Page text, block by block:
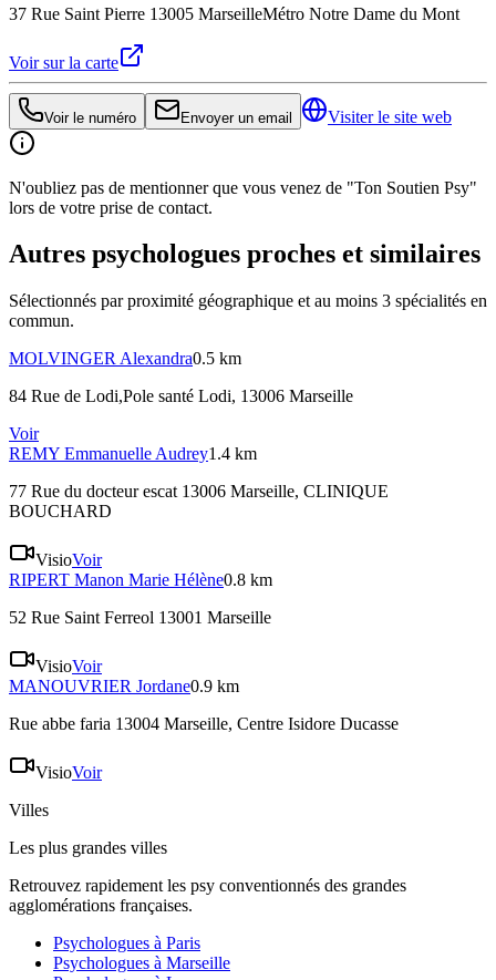
37 Rue Saint Pierre 13005 MarseilleMétro Notre Dame du Mont
Voir sur la carte
Voir le numéro Envoyer un email Visiter le site web
N'oubliez pas de mentionner que vous venez de "Ton Soutien Psy"
lors de votre prise de contact.
Autres psychologues proches et similaires
Sélectionnés par proximité géographique et au moins 3 spécialités en
commun.
MOLVINGER Alexandra0.5 km
84 Rue de Lodi,Pole santé Lodi, 13006 Marseille
Voir
REMY Emmanuelle Audrey1.4 km
77 Rue du docteur escat 13006 Marseille, CLINIQUE
BOUCHARD
VisioVoir
RIPERT Manon Marie Hélène0.8 km
52 Rue Saint Ferreol 13001 Marseille
VisioVoir
MANOUVRIER Jordane0.9 km
Rue abbe faria 13004 Marseille, Centre Isidore Ducasse
VisioVoir
Villes
Les plus grandes villes
Retrouvez rapidement les psy conventionnés des grandes
agglomérations françaises.
Psychologues à Paris
Psychologues à Marseille